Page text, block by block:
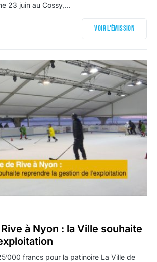
23 juin au Cossy,…
Voir l'émission
à Nyon : la Ville souhaite
francs pour la patinoire La Ville de